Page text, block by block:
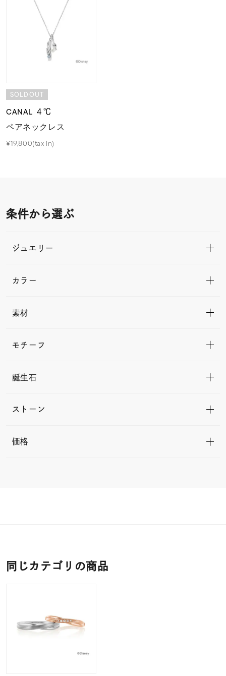
SOLDOUT
CANAL ４℃
ペアネックレス
¥19,800(tax in)
条件から選ぶ
ジュエリー
カラー
素材
モチーフ
誕生石
ストーン
価格
同じカテゴリの商品